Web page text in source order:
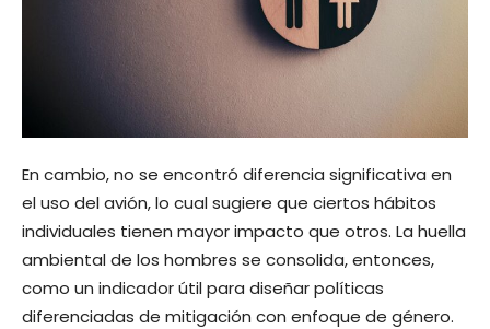
En cambio, no se encontró diferencia significativa en
el uso del avión, lo cual sugiere que ciertos hábitos
individuales tienen mayor impacto que otros. La huella
ambiental de los hombres se consolida, entonces,
como un indicador útil para diseñar políticas
diferenciadas de mitigación con enfoque de género.